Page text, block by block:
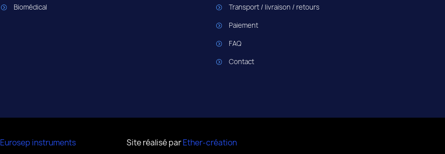
Biomédical
Transport / livraison / retours
Paiement
FAQ
Contact
Eurosep instruments Site réalisé par Ether-création